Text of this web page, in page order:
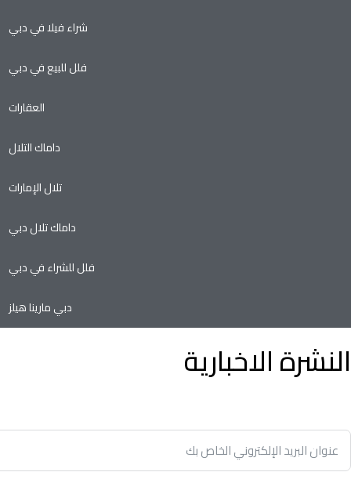
شراء فيلا في دبي
فلل للبيع في دبي
العقارات
داماك التلال
تلال الإمارات
داماك تلال دبي
فلل للشراء في دبي
دبي مارينا هيلز
النشرة الاخبارية